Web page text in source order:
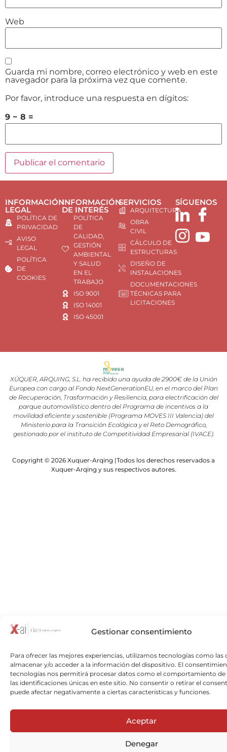
Gestionar consentimiento
Para ofrecer las mejores experiencias, utilizamos tecnologías como las
almacenar y/o acceder a la información del dispositivo. El
tecnologías nos permitirá procesar datos como el comportamiento de
las identificaciones únicas en este sitio. No consentir o retirar el
puede afectar negativamente a ciertas características y funciones.
Aceptar
Denegar
Web
Guarda mi nombre, correo electrónico y web en este
navegador para la próxima vez que comente.
Por favor, introduce una respuesta en dígitos:
9 − 8 =
INFORMACIÓN
LEGAL
POLÍTICA DE
PRIVACIDAD
AVISO
LEGAL
POLÍTICA
DE
COOKIES
INFORMACIÓN
DE INTERÉS
POLÍTICA
DE
CALIDAD,
GESTIÓN
AMBIENTAL
Y SALUD
EN EL
TRABAJO
ISO 9001
ISO 14001
ISO 45001
SERVICIOS
ARQUITECTURA
OBRA
CIVIL
CÁLCULO DE
ESTRUCTURAS
DISEÑO DE
INSTALACIONES
DOCUMENTACIONES
TÉCNICAS PARA
LICITACIONES
SÍGUENOS
XÚQUER, ARQUING, S.L. ha recibido una ayuda de 2900€ de la Unión
Europea con cargo al Fondo NextGenerationEU, en el marco del Plan
de Recuperación, Trasformación y Resiliencia, para electrificación del
parque automovilístico dentro del Programa de incentivos a la
movilidad eficiente y sostenible (Programa MOVES III Valencia) del
Ministerio para la Transición Ecológica y el Reto Demográfico,
gestionado por el instituto de Competitividad Empresarial (IVACE).
Copyright © 2026 Xuquer-Arqing |Todos los derechos reservados a
Xuquer-Arqing y sus respectivos autores.